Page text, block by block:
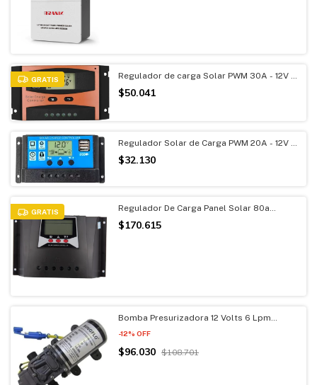
GRATIS
Regulador de carga Solar PWM 30A - 12V /
$50.041
Regulador Solar de Carga PWM 20A - 12V /
$32.130
GRATIS
Regulador De Carga Panel Solar 80a
$170.615
Bomba Presurizadora 12 Volts 6 Lpm
-12% OFF
$96.030 $108.701